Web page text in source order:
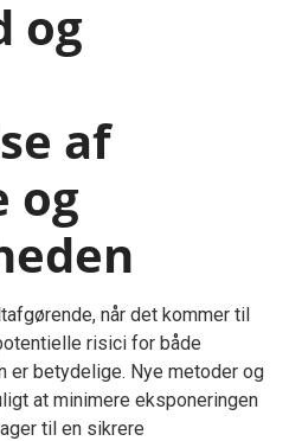
og
af
og
når det kommer til
risici for både
er betydelige. Nye metoder og
at minimere eksponeringen
til en sikrere